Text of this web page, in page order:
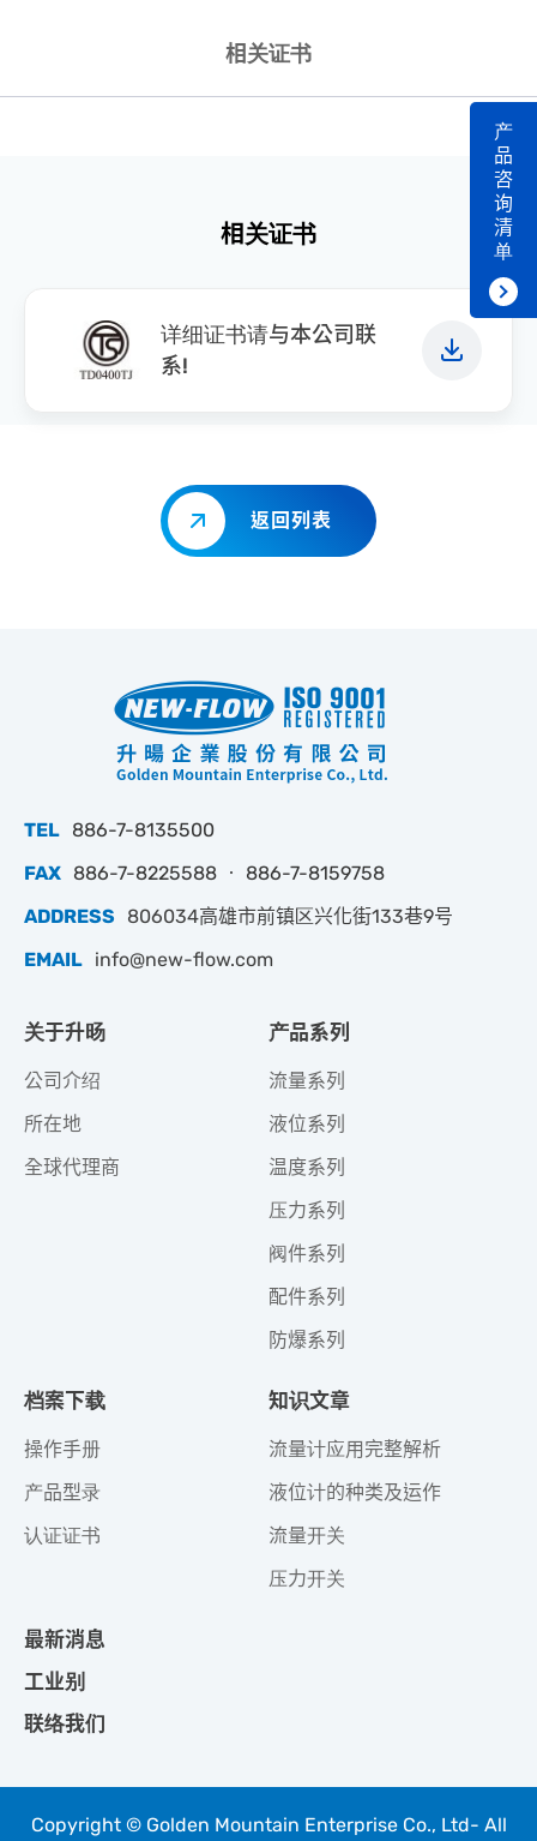
相关证书
相关证书
详细证书请与本公司联
系!
返回列表
产
品
咨
询
清
单
TEL 886-7-8135500
FAX 886-7-8225588 ‧ 886-7-8159758
ADDRESS
806034高雄市前镇区兴化街133巷9号
EMAIL info@new-flow.com
关于升旸
公司介绍
所在地
全球代理商
产品系列
流量系列
液位系列
温度系列
压力系列
阀件系列
配件系列
防爆系列
档案下载
操作手册
产品型录
认证证书
知识文章
流量计应用完整解析
液位计的种类及运作
流量开关
压力开关
最新消息
工业别
联络我们
Copyright © Golden Mountain Enterprise Co., Ltd- All